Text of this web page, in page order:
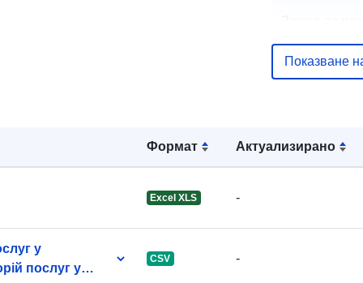
Формат Актуализирано
Excel XLS -
у
послуг у
CSV -
и:
Показване